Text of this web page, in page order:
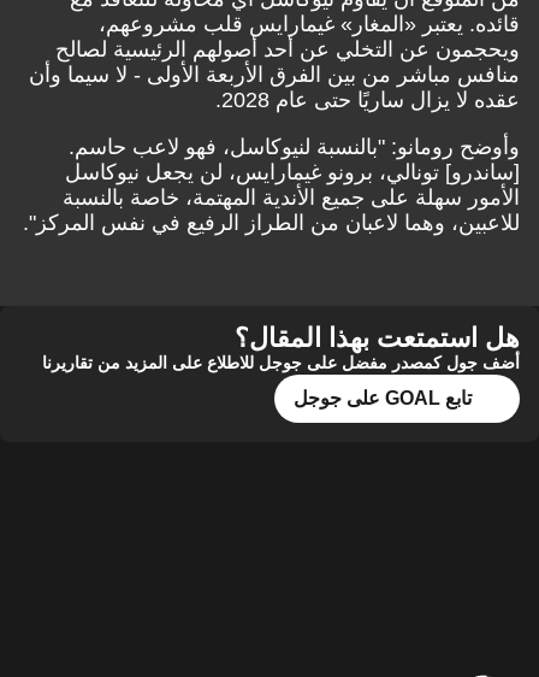
قائده. يعتبر «المغار» غيمارايس قلب مشروعهم،
ويحجمون عن التخلي عن أحد أصولهم الرئيسية لصالح
منافس مباشر من بين الفرق الأربعة الأولى - لا سيما وأن
عقده لا يزال ساريًا حتى عام 2028.
وأوضح رومانو: "بالنسبة لنيوكاسل، فهو لاعب حاسم.
[ساندرو] تونالي، برونو غيمارايس، لن يجعل نيوكاسل
الأمور سهلة على جميع الأندية المهتمة، خاصة بالنسبة
للاعبين، وهما لاعبان من الطراز الرفيع في نفس المركز".
هل استمتعت بهذا المقال؟
أضف جول كمصدر مفضل على جوجل للاطلاع على المزيد من تقاريرنا
تابع GOAL على جوجل